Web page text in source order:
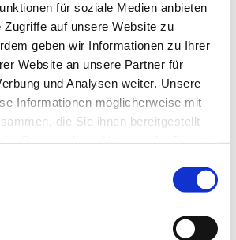
für soziale Medien anbieten
Zugriffe auf unsere Website zu
geben wir Informationen zu Ihrer
Website an unsere Partner für
und Analysen weiter. Unsere
Informationen möglicherweise mit
die Sie ihnen bereitgestellt